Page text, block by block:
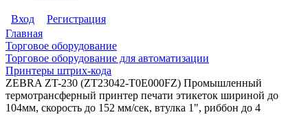
Вход
Регистрация
Главная
Торговое оборудование
Торговое оборудование для автоматизации
Принтеры штрих-кода
ZEBRA ZT-230 (ZT23042-T0E000FZ) Промышленный
термотрансферный принтер печати этикеток шириной до
104мм, скорость до 152 мм/сек, втулка 1", риббон до 4